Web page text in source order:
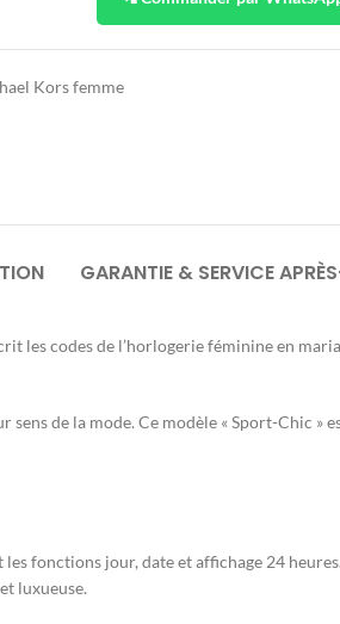
Kors femme
GARANTIE & SERVICE
les codes de l’horlogerie féminine en
de la mode. Ce modèle « Sport-Chic »
fonctions jour, date et affichage 24
luxueuse.